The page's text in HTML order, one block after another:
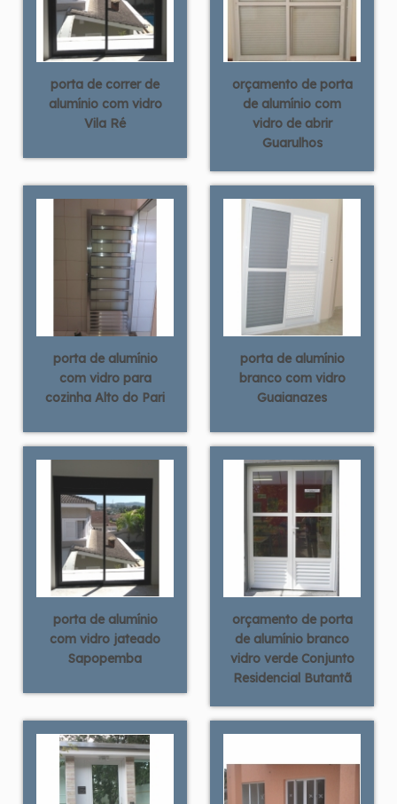
porta de correr de
alumínio com vidro
Vila Ré
orçamento de porta
de alumínio com
vidro de abrir
Guarulhos
porta de alumínio
com vidro para
cozinha Alto do Pari
porta de alumínio
branco com vidro
Guaianazes
porta de alumínio
com vidro jateado
Sapopemba
orçamento de porta
de alumínio branco
vidro verde Conjunto
Residencial Butantã